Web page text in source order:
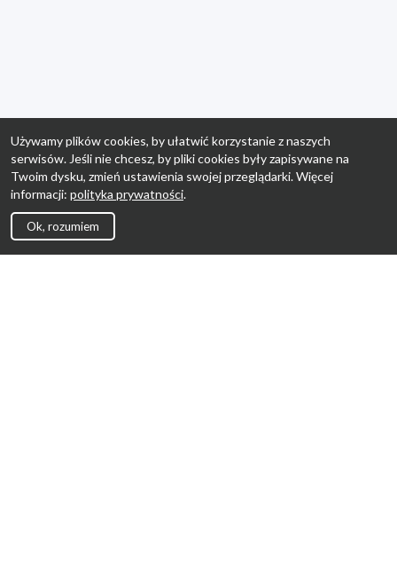
Używamy plików cookies, by ułatwić korzystanie z naszych
serwisów. Jeśli nie chcesz, by pliki cookies były zapisywane na
Twoim dysku, zmień ustawienia swojej przeglądarki. Więcej
informacji: polityka prywatności.
Ok, rozumiem